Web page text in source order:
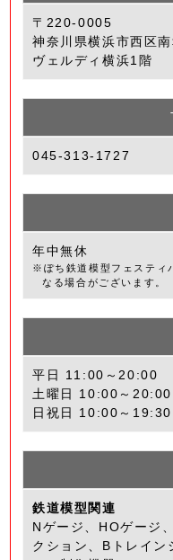
〒220-0005
神奈川県横浜市西区
ヴェルディ横浜1階
045-313-1727
年中無休
※ぽち鉄道模型フェスティ
なる場合がございます。
平日 11:00～20:00
土曜日 10:00～20:00
日祝日 10:00～19:30
鉄道模型関連
Nゲージ、HOゲージ
クション、Bトレイン